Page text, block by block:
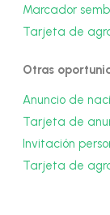
Marcador
Tarjeta de
Otras
Anuncio de
Tarjeta de
Invitación
Tarjeta de